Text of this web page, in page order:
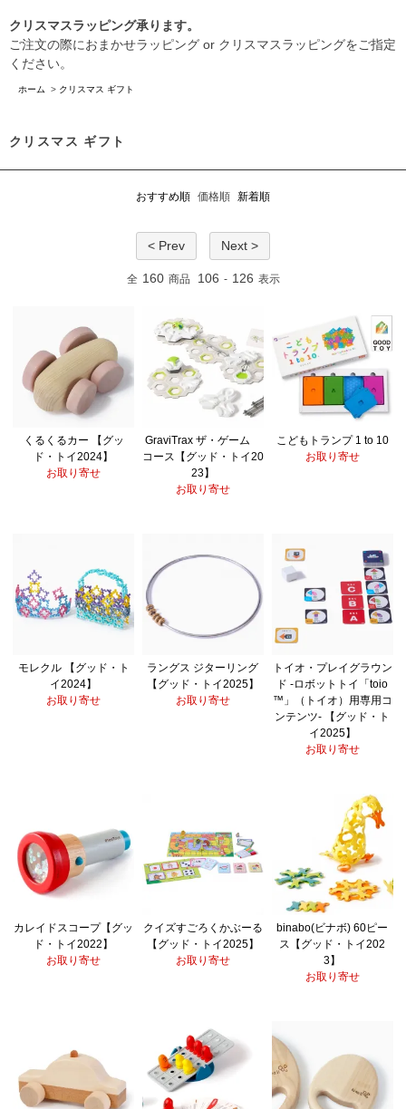
クリスマスラッピング承ります。
ご注文の際におまかせラッピング or クリスマスラッピングをご指定
ください。
ホーム > クリスマス ギフト
クリスマス ギフト
おすすめ順 価格順 新着順
< Prev Next >
全 160 商品 106 - 126 表示
くるくるカー 【グッ
ド・トイ2024】
お取り寄せ
GraviTrax ザ・ゲーム
コース【グッド・トイ20
23】
お取り寄せ
こどもトランプ 1 to 10
お取り寄せ
モレクル 【グッド・ト
イ2024】
お取り寄せ
ラングス ジターリング
【グッド・トイ2025】
お取り寄せ
トイオ・プレイグラウン
ド -ロボットトイ「toio
™」（トイオ）用専用コ
ンテンツ- 【グッド・ト
イ2025】
お取り寄せ
カレイドスコープ【グッ
ド・トイ2022】
お取り寄せ
クイズすごろくかぶーる
【グッド・トイ2025】
お取り寄せ
binabo(ビナボ) 60ピー
ス【グッド・トイ202
3】
お取り寄せ